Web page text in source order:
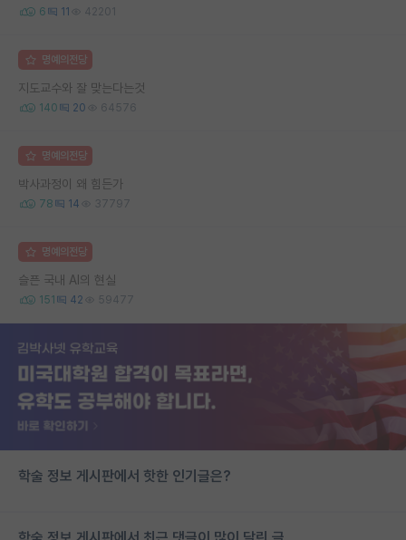
6 11 42201
명예의전당
지도교수와 잘 맞는다는것
140 20 64576
명예의전당
박사과정이 왜 힘든가
78 14 37797
명예의전당
슬픈 국내 AI의 현실
151 42 59477
학술 정보 게시판에서 핫한 인기글은?